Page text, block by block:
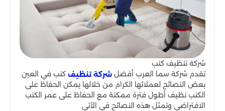
شركة تنظيف كنب
تقدم شركة سما العرب أفضل شركة تنظيف كنب في العين
بعض النصائح لعملائها الكرام من خلالها يمكن الحفاظ على
الكنب نظيف أطول فترة ممكنة مع الحفاظ على عمر الكنب
الافتراضي وتمثل هذه النصائح في الآتي